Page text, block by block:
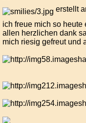
erstellt
ich freue mich so
allen herzlichen dank
mich riesig gefreut und